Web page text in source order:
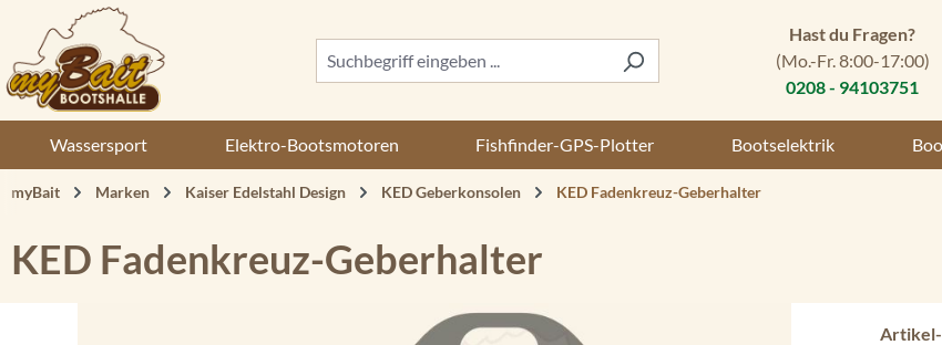
Hauptinhalt springen
Zur Suche springen
Zur Hauptnavigation springen
Hast du Fragen?
(Mo.-Fr. 8:00-17:00)
0208 - 94103751
Wassersport Elektro-Bootsmotoren Fishfinder-GPS-Plotter Bootselektrik
myBait Marken Kaiser Edelstahl Design KED Geberkonsolen KED Fadenkreuz-Geberhalter
KED Fadenkreuz-Geberhalter